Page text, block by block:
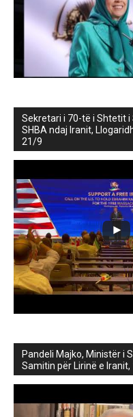
Sekretari i 70-të i Shtetit i
SHBA ndaj Iranit,
21/9
Pandeli Majko, Ministër i
Samitin për Lirinë e Iranit,